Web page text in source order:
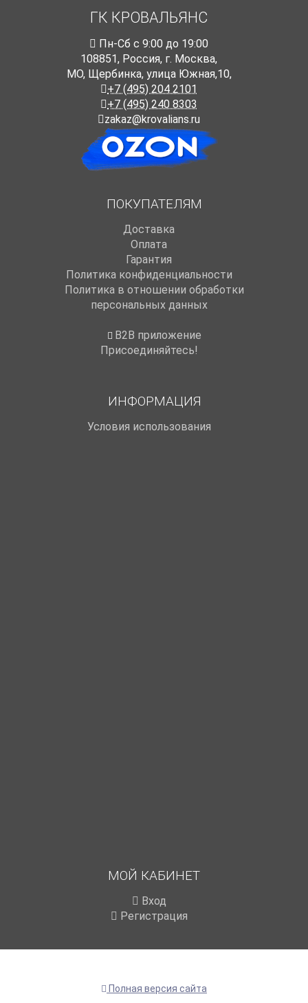
ГК КРОВАЛЬЯНС
Пн-Cб с 9:00 до 19:00
108851, Россия, г. Москва,
МО, Щербинка, улица Южная,10,
+7 (495) 204 2101
+7 (495) 240 8303
zakaz@krovalians.ru
ПОКУПАТЕЛЯМ
Доставка
Оплата
Гарантия
Политика конфиденциальности
Политика в отношении обработки
персональных данных
B2B приложение
Присоединяйтесь!
ИНФОРМАЦИЯ
Условия использования
МОЙ КАБИНЕТ
Вход
Регистрация
Полная версия сайта